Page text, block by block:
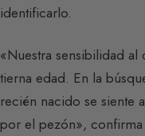
identificarlo.
«Nuestra sensibilidad
tierna edad. En la
recién nacido se siente
por el pezón»,